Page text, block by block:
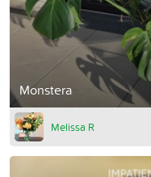
Monstera
Melissa R